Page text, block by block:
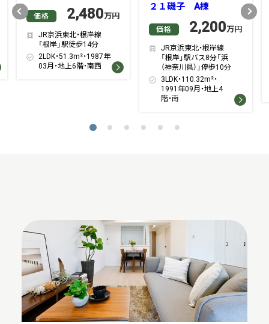
Previous
価格 2,480万円
JR京浜東北・根岸線
「根岸」駅徒歩14分
2LDK・51.3m²・1987年
03月・地上6階・南西
２１磯子 A棟
価格 2,200万円
JR京浜東北・根岸線
「根岸」駅バス8分「浜
（神奈川県）」停歩10分
3LDK・110.32m²・
1991年09月・地上4
階・南
Next